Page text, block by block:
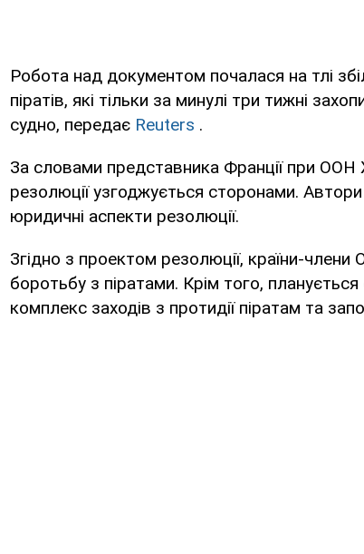
Робота над документом почалася на тлі
піратів, які тільки за минулі три тижні
судно, передає Reuters .
За словами представника Франції при ООН
резолюції узгоджується сторонами.
юридичні аспекти резолюції.
Згідно з проектом резолюції, країни-
боротьбу з піратами. Крім того, планується
комплекс заходів з протидії піратам та